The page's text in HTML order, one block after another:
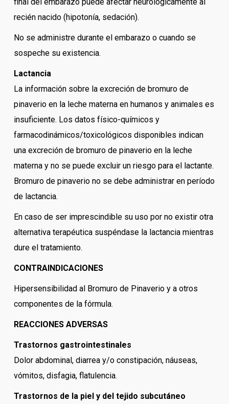
recién nacido (hipotonía, sedación).
No se administre durante el embarazo o cuando se
sospeche su existencia.
Lactancia
La información sobre la excreción de bromuro de
pinaverio en la leche materna en humanos y animales es
insuficiente. Los datos físico-químicos y
farmacodinámicos/toxicológicos disponibles indican
una excreción de bromuro de pinaverio en la leche
materna y no se puede excluir un riesgo para el lactante.
Bromuro de pinaverio no se debe administrar en período
de lactancia.
En caso de ser imprescindible su uso por no existir otra
alternativa terapéutica suspéndase la lactancia mientras
dure el tratamiento.
CONTRAINDICACIONES
Hipersensibilidad al Bromuro de Pinaverio y a otros
componentes de la fórmula.
REACCIONES ADVERSAS
Trastornos gastrointestinales
Dolor abdominal, diarrea y/o constipación, náuseas,
vómitos, disfagia, flatulencia.
Trastornos de la piel y del tejido subcutáneo